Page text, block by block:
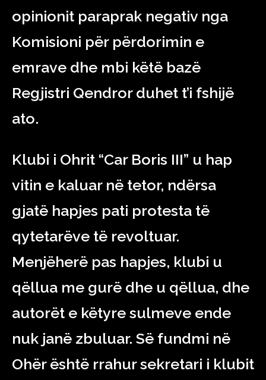
opinionit paraprak negativ nga
Komisioni për përdorimin e
emrave dhe mbi këtë bazë
Regjistri Qendror duhet t’i fshijë
ato.
Klubi i Ohrit “Car Boris III” u hap
vitin e kaluar në tetor, ndërsa
gjatë hapjes pati protesta të
qytetarëve të revoltuar.
Menjëherë pas hapjes, klubi u
qëllua me gurë dhe u qëllua, dhe
autorët e këtyre sulmeve ende
nuk janë zbuluar. Së fundmi në
Ohër është rrahur sekretari i klubit